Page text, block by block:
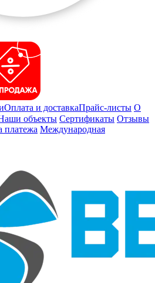
Оплата и доставкаПрайс-листы О
объекты Сертификаты Отзывы
платежа Международная